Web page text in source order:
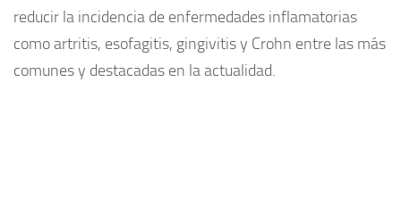
reducir la incidencia de enfermedades inflamatorias
como artritis, esofagitis, gingivitis y Crohn entre las más
comunes y destacadas en la actualidad.